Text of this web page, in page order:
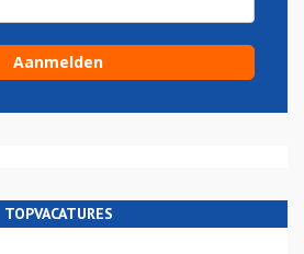
TOPVACATURES